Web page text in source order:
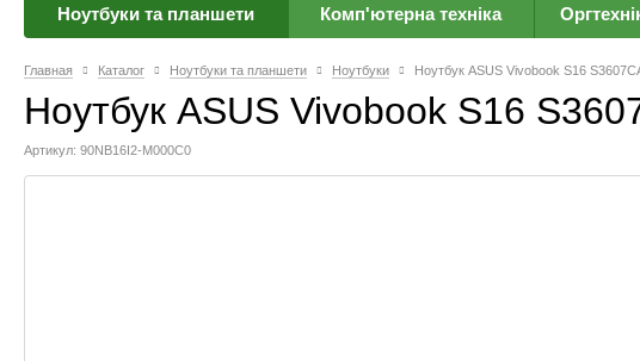
Ноутбуки та планшети Комп'ютерна техніка
Главная Каталог Ноутбуки та планшети Ноутбуки Ноутбук ASUS Vivobook S16
Ноутбук ASUS Vivobook S16
Артикул: 90NB16I2-M000C0